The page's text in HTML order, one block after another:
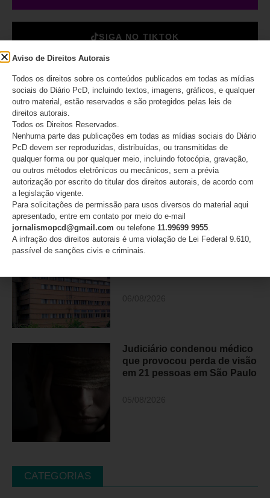
SIGA NO TIKTOK
DESTAQUES
mais de 50 entidades
brasileiras pedem retratação
do Estadão
06/08/2026
ANAPcD afirma que não teve
direito de resposta publicado
Judiciário condenou médico
que provocou perda de visão
em 21 pessoas em São Paulo
CATEGORIAS
Aviso de Direitos Autorais
Todos os direitos sobre os conteúdos publicados em todas as mídias
sociais do Diário PcD, incluindo textos, imagens, gráficos, e qualquer
outro material, estão reservados e são protegidos pelas leis de
direitos autorais.
Todos os Direitos Reservados.
Nenhuma parte das publicações em todas as mídias sociais do Diário
PcD devem ser reproduzidas, distribuídas, ou transmitidas de
qualquer forma ou por qualquer meio, incluindo fotocópia, gravação,
ou outros métodos eletrônicos ou mecânicos, sem a prévia
autorização por escrito do titular dos direitos autorais, de acordo com
a legislação vigente.
Para solicitações de permissão para usos diversos do material aqui
apresentado, entre em contato por meio do e-mail
jornalismopcd@gmail.com ou telefone 11.99699 9955
A infração dos direitos autorais é uma violação de Lei Federal 9.610,
passível de sanções civis e criminais.